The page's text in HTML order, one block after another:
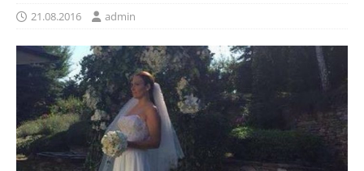
21.08.2016 admin